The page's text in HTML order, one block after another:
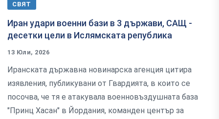
СВЯТ
Иран удари военни бази в 3 държави, САЩ -
десетки цели в Ислямската република
13 Юли, 2026
Иранската държавна новинарска агенция цитира
изявления, публикувани от Гвардията, в които се
посочва, че тя е атакувала военновъздушната база
"Принц Хасан" в Йордания, команден център за